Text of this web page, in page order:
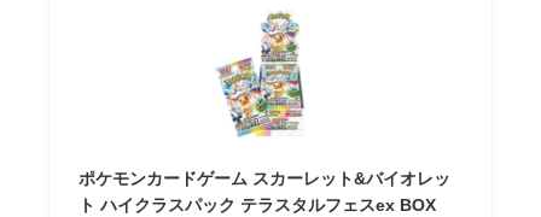
ポケモンカードゲーム スカーレット&バイオレッ
ト ハイクラスパック テラスタルフェスex BOX